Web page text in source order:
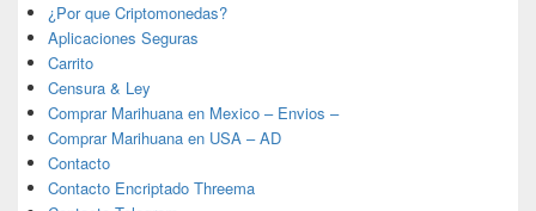
¿Por que Criptomonedas?
Aplicaciones Seguras
Carrito
Censura & Ley
Comprar Marihuana en Mexico – Envios –
Comprar Marihuana en USA – AD
Contacto
Contacto Encriptado Threema